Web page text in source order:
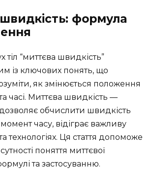
формула
тіл “миттєва швидкість”
із ключових понять, що
як змінюється положення
та часі. Миттєва швидкість —
обчислити швидкість
часу, відіграє важливу
технологіях. Ця стаття допоможе
поняття миттєвої
та застосуванню.